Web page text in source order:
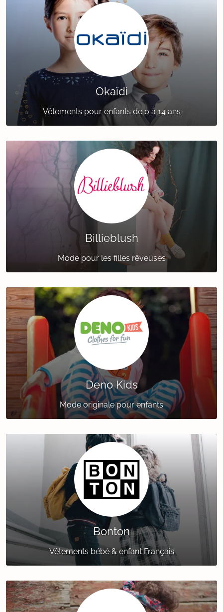
Okaïdi
Vêtements pour enfants de 0 à 14 ans
Billieblush
Mode pour les filles rêveuses
Deno Kids
Mode originale pour enfants
Bonton
Vêtements bébé & enfant Français